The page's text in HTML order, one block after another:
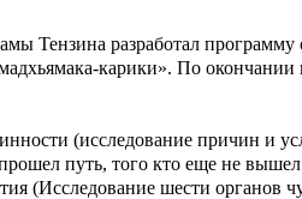
Тензина разработал программу
карики». По окончании
(исследование причин и
путь, того кто еще не
(Исследование шести органов